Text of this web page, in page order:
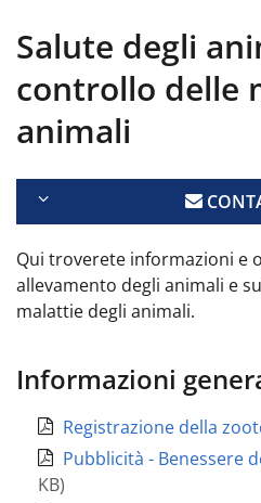
Salute degli
controllo delle
animali
Qui troverete informazioni e
allevamento degli animali e
malattie degli animali.
Informazioni
Registrazione della
Pubblicità - Benessere
KB)